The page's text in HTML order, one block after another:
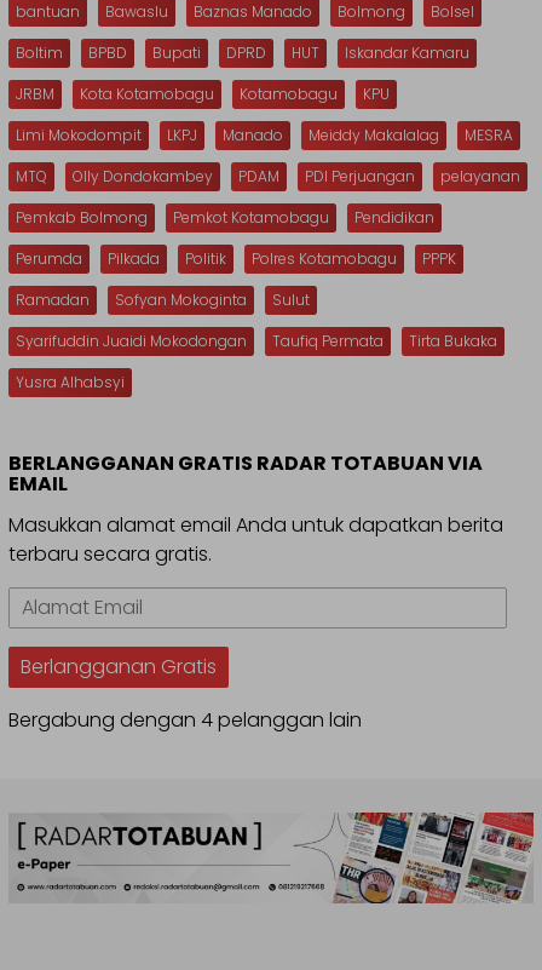
bantuan
Bawaslu Baznas Manado Bolmong
Bolsel
Boltim
BPBD Bupati DPRD HUT
Iskandar Kamaru
JRBM
Kota Kotamobagu Kotamobagu
KPU
Limi Mokodompit
LKPJ Manado Meiddy Makalalag
MESRA
MTQ
Olly Dondokambey PDAM PDI Perjuangan
pelayanan
Pemkab Bolmong
Pemkot Kotamobagu
Pendidikan
Perumda
Pilkada Politik Polres Kotamobagu
PPPK
Ramadan
Sofyan Mokoginta
Sulut
Syarifuddin Juaidi Mokodongan
Taufiq Permata
Tirta Bukaka
Yusra Alhabsyi
BERLANGGANAN GRATIS RADAR TOTABUAN VIA
EMAIL
Masukkan alamat email Anda untuk dapatkan berita
terbaru secara gratis.
Alamat
Email
Berlangganan Gratis
Bergabung dengan 4 pelanggan lain